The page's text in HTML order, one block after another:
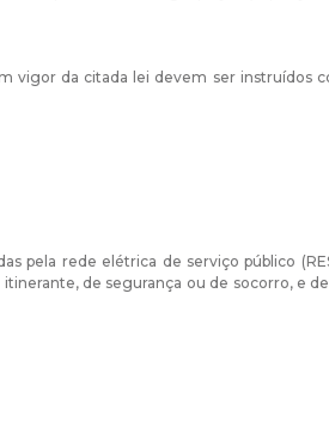
vigor da citada lei devem ser instruídos
pela rede elétrica de serviço público
de segurança ou de socorro, e